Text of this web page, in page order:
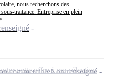
nous recherchons des
traitance. Entreprise en plein
commercialeNon renseigné
cette offre à ma sélection